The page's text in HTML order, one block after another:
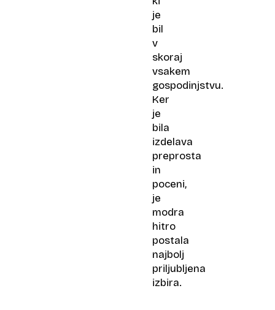
je
bil
v
skoraj
vsakem
gospodinjstvu.
Ker
je
bila
izdelava
preprosta
in
poceni,
je
modra
hitro
postala
najbolj
priljubljena
izbira.